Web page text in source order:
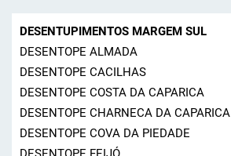
DESENTUPIMENTOS MARGEM SUL
DESENTOPE ALMADA
DESENTOPE CACILHAS
DESENTOPE COSTA DA CAPARICA
DESENTOPE CHARNECA DA CAPARICA
DESENTOPE COVA DA PIEDADE